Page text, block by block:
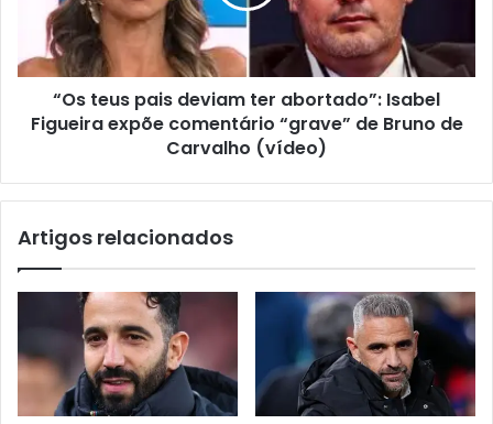
“Os teus pais deviam ter abortado”: Isabel
Figueira expõe comentário “grave” de Bruno de
Carvalho (vídeo)
Artigos relacionados